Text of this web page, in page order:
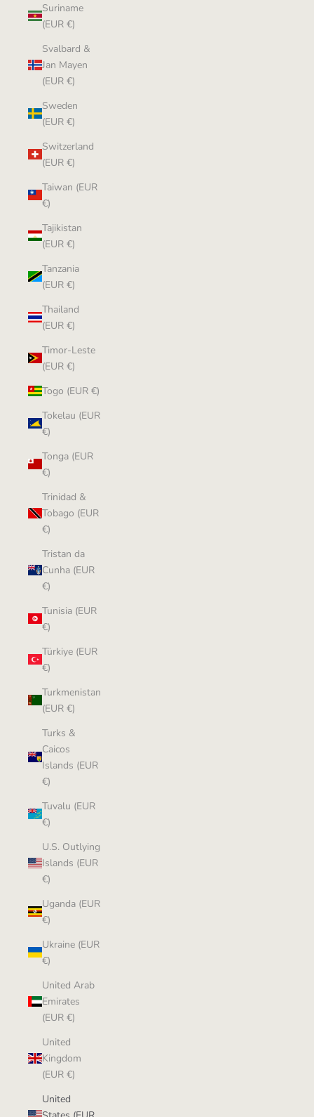
Suriname
(EUR €)
Svalbard &
Jan Mayen
(EUR €)
Sweden
(EUR €)
Switzerland
(EUR €)
Taiwan (EUR
€)
Tajikistan
(EUR €)
Tanzania
(EUR €)
Thailand
(EUR €)
Timor-Leste
(EUR €)
Togo (EUR €)
Tokelau (EUR
€)
Tonga (EUR
€)
Trinidad &
Tobago (EUR
€)
Tristan da
Cunha (EUR
€)
Tunisia (EUR
€)
Türkiye (EUR
€)
Turkmenistan
(EUR €)
Turks &
Caicos
Islands (EUR
€)
Tuvalu (EUR
€)
U.S. Outlying
Islands (EUR
€)
Uganda (EUR
€)
Ukraine (EUR
€)
United Arab
Emirates
(EUR €)
United
Kingdom
(EUR €)
United